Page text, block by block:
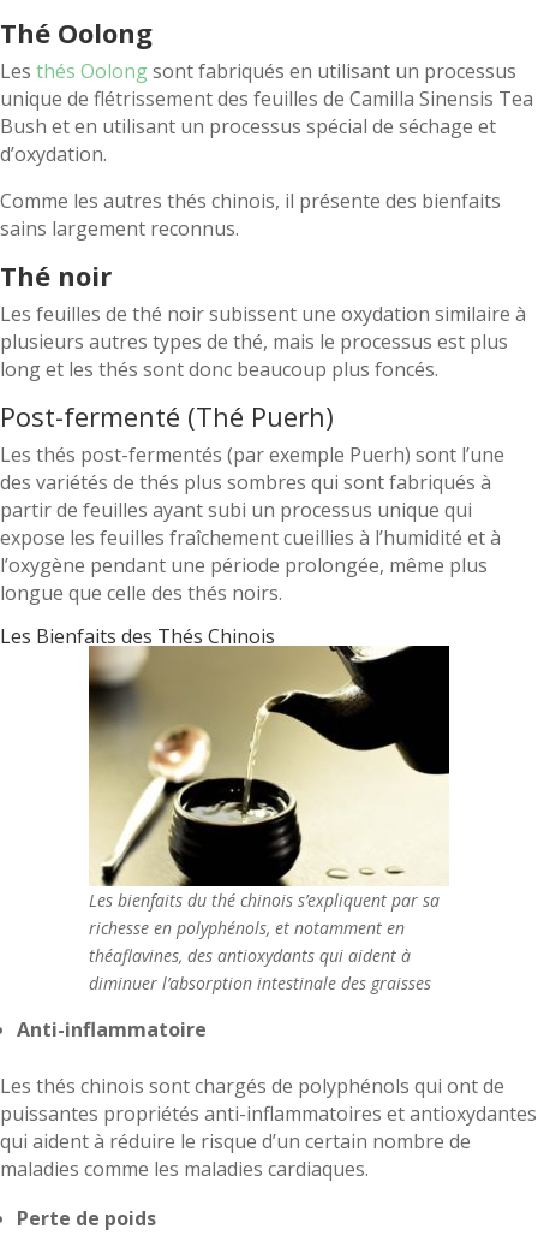
Thé Oolong
Les thés Oolongsont fabriqués en utilisant un processus
unique de flétrissement des feuilles de Camilla Sinensis Tea
Bush et en utilisant un processus spécial de séchage et
d’oxydation.
Comme les autres thés chinois, il présente des bienfaits
sains largement reconnus.
Thé noir
Les feuilles de thé noir subissent une oxydation similaire à
plusieurs autres types de thé, mais le processus est plus
long et les thés sont donc beaucoup plus foncés.
Post-fermenté (Thé Puerh)
Les thés post-fermentés (par exemple Puerh) sont l’une
des variétés de thés plus sombres qui sont fabriqués à
partir de feuilles ayant subi un processus unique qui
expose les feuilles fraîchement cueillies à l’humidité et à
l’oxygène pendant une période prolongée, même plus
longue que celle des thés noirs.
Les Bienfaits des Thés Chinois
Les bienfaits du thé chinois s’expliquent par sa
richesse en polyphénols, et notamment en
théaflavines, des antioxydants qui aident à
diminuer l’absorption intestinale des graisses
Anti-inflammatoire
Les thés chinois sont chargés de polyphénols qui ont de
puissantes propriétés anti-inflammatoires et antioxydantes
qui aident à réduire le risque d’un certain nombre de
maladies comme les maladies cardiaques.
Perte de poids